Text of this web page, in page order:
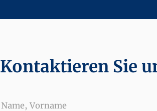
Kontaktieren Sie
Name, Vorname